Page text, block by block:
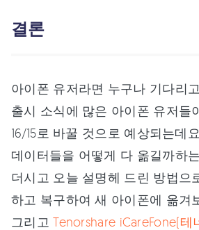
결론
아이폰 유저라면 누구나 기다리
출시 소식에 많은 아이폰 유저들
16/15로 바꿀 것으로 예상되는데
데이터들을 어떻게 다 옮길까하
더시고 오늘 설명헤 드린 방법으
하고 복구하여 새 아이폰에 옮겨
그리고Tenorshare iCareFone(테